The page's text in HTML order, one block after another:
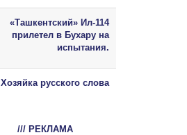
«Ташкентский» Ил-114
прилетел в Бухару на
испытания.
Хозяйка русского слова
/// РЕКЛАМА